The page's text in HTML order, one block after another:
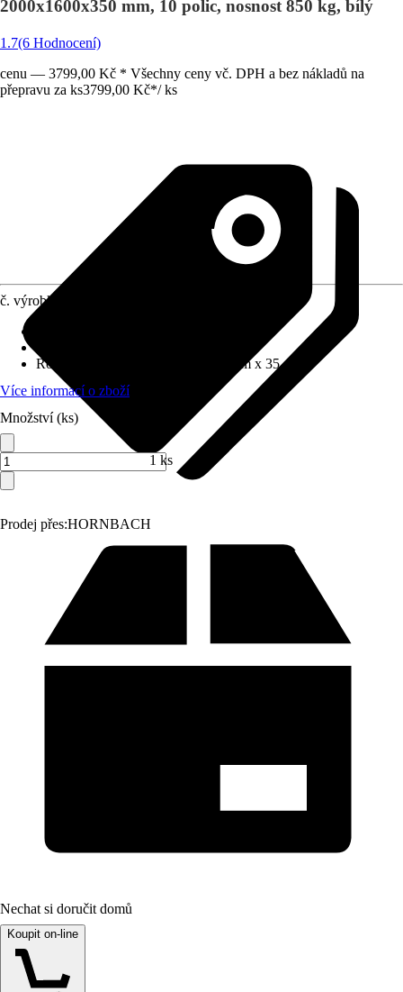
2000x1600x350 mm, 10 polic, nosnost 850 kg, bílý
1.7(6 Hodnocení)
cenu — 3799,00 Kč * Všechny ceny vč. DPH a bez nákladů na
přepravu za ks3799,00 Kč*/ ks
Prodej přes:HORNBACH
č. výrobku
Rozměry (ŠxVxH)
160 cm x 200 cm x 35 cm
Více informací o zboží
Množství (ks)
1 ks
Nechat si doručit domů
Koupit on-line